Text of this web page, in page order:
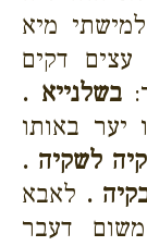
מיא
עצים דקים
בשלנייא .
באותו
לשקיה .
. לאבא
דעבר